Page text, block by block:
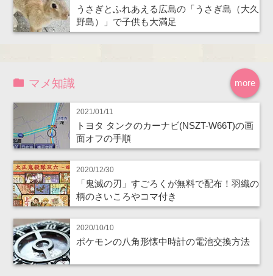
うさぎとふれあえる広島の「うさぎ島（大久
野島）」で子供も大満足
more
マメ知識
2021/01/11
トヨタ タンクのカーナビ(NSZT-W66T)の画
面オフの手順
2020/12/30
「鬼滅の刃」すごろくが無料で配布！羽織の
柄のさいころやコマ付き
2020/10/10
ポケモンの八角形懐中時計の電池交換方法